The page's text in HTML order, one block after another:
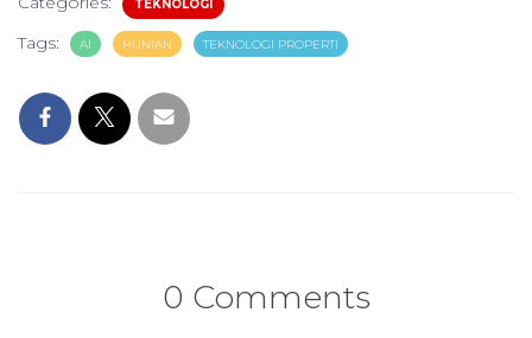
TEKNOLOGI
Tags: AI HUNIAN TEKNOLOGI PROPERTI
0 Comments